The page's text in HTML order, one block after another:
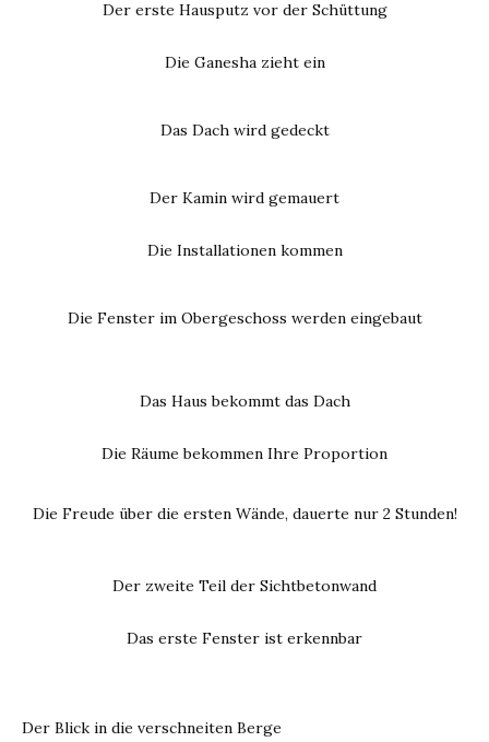
Der erste Hausputz vor der Schüttung
Die Ganesha zieht ein
Das Dach wird gedeckt
Der Kamin wird gemauert
Die Installationen kommen
Die Fenster im Obergeschoss werden eingebaut
Das Haus bekommt das Dach
Die Räume bekommen Ihre Proportion
Die Freude über die ersten Wände, dauerte nur 2 Stunden!
Der zweite Teil der Sichtbetonwand
Das erste Fenster ist erkennbar
Der Blick in die verschneiten Berge